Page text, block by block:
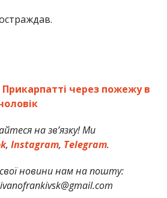
через пожежу в
на зв’язку! Ми
, Instagram, Telegram.
новини нам на пошту: